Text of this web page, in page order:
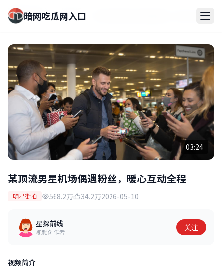
暗网吃瓜网入口
暗网吃瓜网入
口
热门视
频
某顶流男星机场偶遇粉丝，暖心互动全
03:24
某顶流男星机场偶遇粉丝，暖心互动全程
明星街拍 568.2万 34.2万2026-05-10
星探前线
视频创作者 关注
视频简介